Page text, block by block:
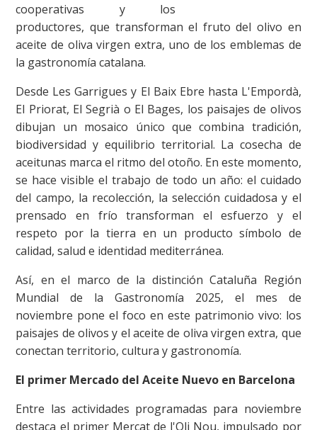
cooperativas y los
productores, que transforman el fruto del olivo en
aceite de oliva virgen extra, uno de los emblemas de
la gastronomía catalana.
Desde Les Garrigues y El Baix Ebre hasta L'Empordà,
El Priorat, El Segrià o El Bages, los paisajes de olivos
dibujan un mosaico único que combina tradición,
biodiversidad y equilibrio territorial. La cosecha de
aceitunas marca el ritmo del otoño. En este momento,
se hace visible el trabajo de todo un año: el cuidado
del campo, la recolección, la selección cuidadosa y el
prensado en frío transforman el esfuerzo y el
respeto por la tierra en un producto símbolo de
calidad, salud e identidad mediterránea.
Así, en el marco de la distinción Cataluña Región
Mundial de la Gastronomía 2025, el mes de
noviembre pone el foco en este patrimonio vivo: los
paisajes de olivos y el aceite de oliva virgen extra, que
conectan territorio, cultura y gastronomía.
El primer Mercado del Aceite Nuevo en Barcelona
Entre las actividades programadas para noviembre
destaca el primer Mercat de l'Oli Nou, impulsado por